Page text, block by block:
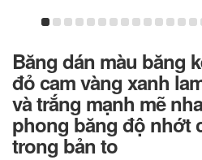
Băng dán màu băng
đỏ cam vàng xanh
và trắng mạnh mẽ
phong băng độ nhớt
trong bản to